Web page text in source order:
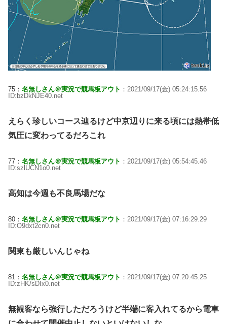
75： 名無しさん＠実況で競馬板アウト ：2021/09/17(金) 05:24:15.56
ID:bzDkNJE40.net
えらく珍しいコース辿るけど中京辺りに来る頃には熱帯低
気圧に変わってるだろこれ
77： 名無しさん＠実況で競馬板アウト ：2021/09/17(金) 05:54:45.46
ID:szlUCN1o0.net
高知は今週も不良馬場だな
80： 名無しさん＠実況で競馬板アウト ：2021/09/17(金) 07:16:29.29
ID:O9dxt2cn0.net
関東も厳しいんじゃね
81： 名無しさん＠実況で競馬板アウト ：2021/09/17(金) 07:20:45.25
ID:zHK/sDIx0.net
無観客なら強行しただろうけど半端に客入れてるから電車